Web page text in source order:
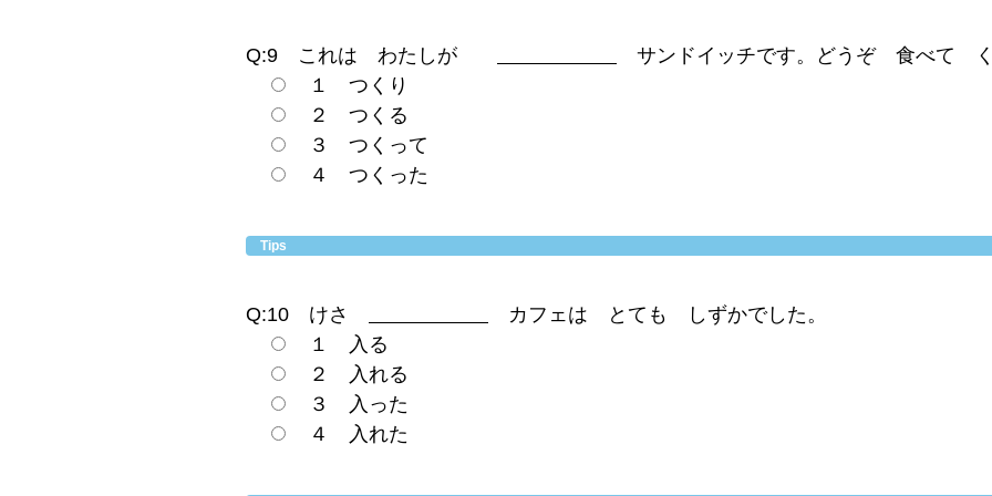
Q:9 これは わたしが
サンドイッチです。どうぞ 食べて
１ つくり
２ つくる
３ つくって
４ つくった
Tips
Q:10 けさ
カフェは とても しずかでした。
１ 入る
２ 入れる
３ 入った
４ 入れた